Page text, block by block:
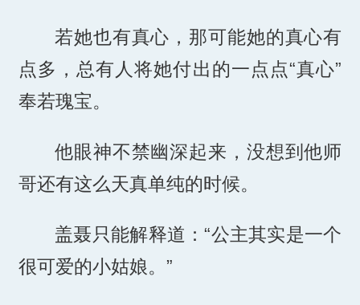
若她也有真心，那可能她的真心有
点多，总有人将她付出的一点点“真心”
奉若瑰宝。
他眼神不禁幽深起来，没想到他师
哥还有这么天真单纯的时候。
盖聂只能解释道：“公主其实是一个
很可爱的小姑娘。”